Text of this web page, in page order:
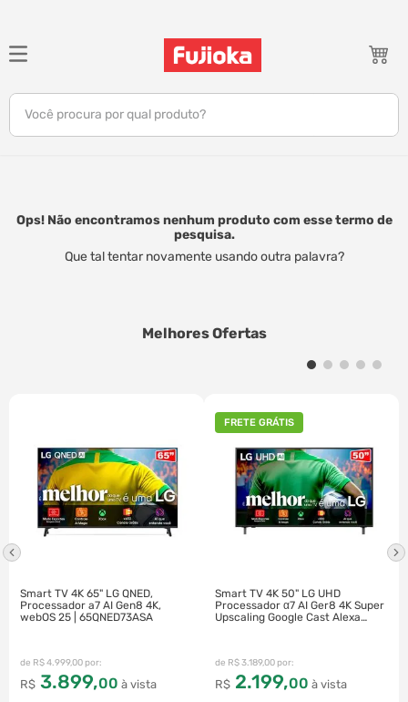
Você procura por qual produto?
Ops! Não encontramos nenhum produto com esse termo de
pesquisa.
Que tal tentar novamente usando outra palavra?
Melhores Ofertas
Smart TV 4K 65" LG QNED,
Processador a7 AI Gen8 4K,
webOS 25 | 65QNED73ASA
R$4.999,00
R$ 3.899,00 à vista
FRETE GRÁTIS
Smart TV 4K 50" LG UHD
Processador α7 AI Ger8 4K Super
Upscaling Google Cast Alexa
R$3.189,00
R$ 2.199,00 à vista
TERMOS MAIS BUSCADOS
1º
notebook
5º
tablet
6º
ar condicionado